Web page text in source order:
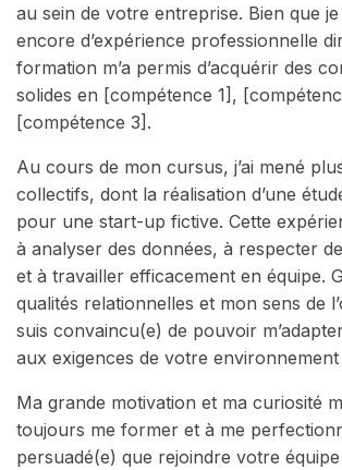
au sein de votre entreprise. Bien que
encore d’expérience professionnelle
formation m’a permis d’acquérir des
solides en [compétence 1],
[compétence 3].
Au cours de mon cursus, j’ai mené
collectifs, dont la réalisation d’une
pour une start-up fictive. Cette
à analyser des données, à respecter
et à travailler efficacement en équipe.
qualités relationnelles et mon sens de
suis convaincu(e) de pouvoir
aux exigences de votre
Ma grande motivation et ma curiosité
toujours me former et à me
persuadé(e) que rejoindre votre